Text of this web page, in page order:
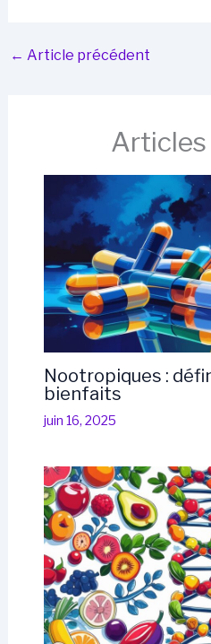
← Article précédent
Articles
Nootropiques :
bienfaits
juin 16, 2025